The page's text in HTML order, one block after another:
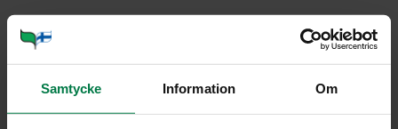
Samtycke Information Om
Portioner